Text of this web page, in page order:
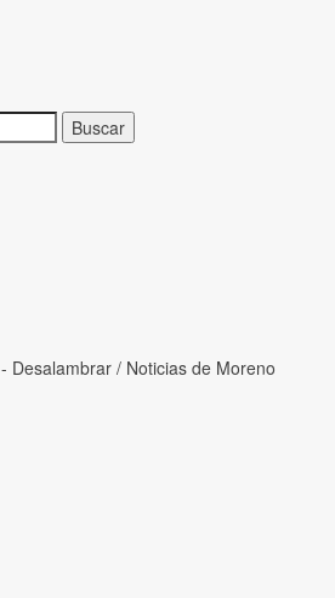
- Desalambrar / Noticias de Moreno